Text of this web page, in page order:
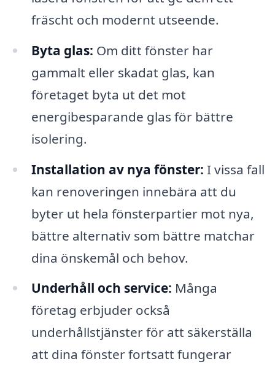
fräscht och modernt utseende.
Byta glas: Om ditt fönster har
gammalt eller skadat glas, kan
företaget byta ut det mot
energibesparande glas för bättre
isolering.
Installation av nya fönster: I vissa fall
kan renoveringen innebära att du
byter ut hela fönsterpartier mot nya,
bättre alternativ som bättre matchar
dina önskemål och behov.
Underhåll och service: Många
företag erbjuder också
underhållstjänster för att säkerställa
att dina fönster fortsatt fungerar